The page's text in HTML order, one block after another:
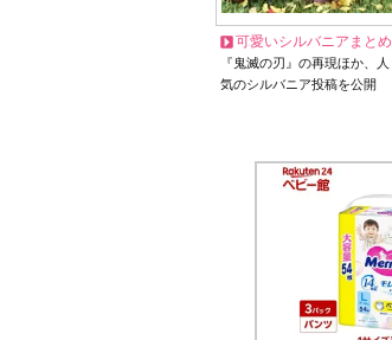
可愛いシルバニアまとめ
『鬼滅の刃』の再現ほか、人
気のシルバニア投稿を公開